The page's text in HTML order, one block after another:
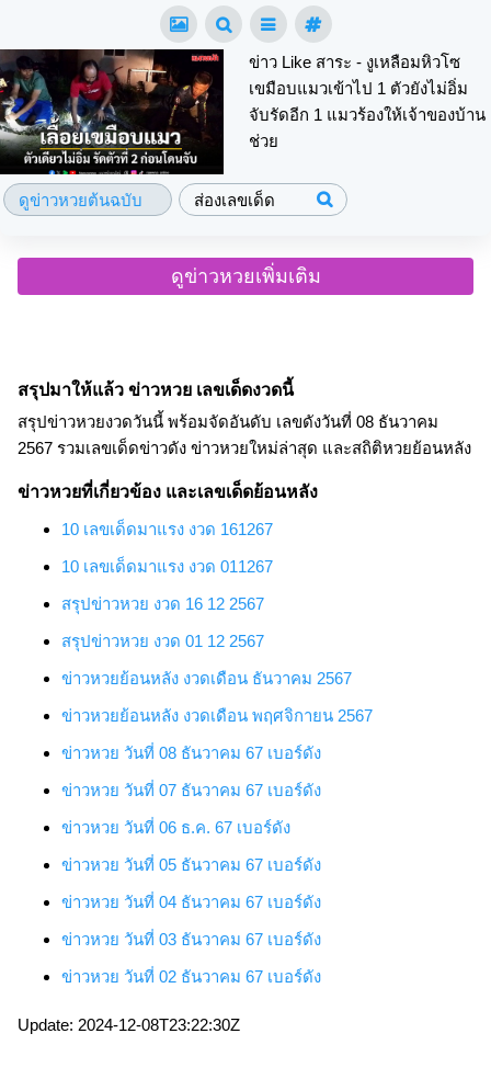
ข่าว Like สาระ - งูเหลือมหิวโซ
เขมือบแมวเข้าไป 1 ตัวยังไม่อิ่ม
จับรัดอีก 1 แมวร้องให้เจ้าของบ้าน
ช่วย
ดูข่าวหวยต้นฉบับ ส่องเลขเด็ด
ดูข่าวหวยเพิ่มเติม
สรุปมาให้แล้ว ข่าวหวย เลขเด็ดงวดนี้
สรุปข่าวหวยงวดวันนี้ พร้อมจัดอันดับ เลขดังวันที่ 08 ธันวาคม
2567 รวมเลขเด็ดข่าวดัง ข่าวหวยใหม่ล่าสุด และสถิติหวยย้อนหลัง
ข่าวหวยที่เกี่ยวข้อง และเลขเด็ดย้อนหลัง
10 เลขเด็ดมาแรง งวด 161267
10 เลขเด็ดมาแรง งวด 011267
สรุปข่าวหวย งวด 16 12 2567
สรุปข่าวหวย งวด 01 12 2567
ข่าวหวยย้อนหลัง งวดเดือน ธันวาคม 2567
ข่าวหวยย้อนหลัง งวดเดือน พฤศจิกายน 2567
ข่าวหวย วันที่ 08 ธันวาคม 67 เบอร์ดัง
ข่าวหวย วันที่ 07 ธันวาคม 67 เบอร์ดัง
ข่าวหวย วันที่ 06 ธ.ค. 67 เบอร์ดัง
ข่าวหวย วันที่ 05 ธันวาคม 67 เบอร์ดัง
ข่าวหวย วันที่ 04 ธันวาคม 67 เบอร์ดัง
ข่าวหวย วันที่ 03 ธันวาคม 67 เบอร์ดัง
ข่าวหวย วันที่ 02 ธันวาคม 67 เบอร์ดัง
Update: 2024-12-08T23:22:30Z